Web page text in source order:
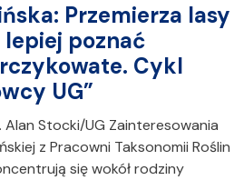
Przemierza lasy
poznać
Cykl
UG”
Stocki/UG Zainteresowania
z Pracowni Taksonomii Roślin
się wokół rodziny